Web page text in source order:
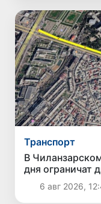
Транспорт
В
дня ограничат
кольцевой
6 авг 2026,